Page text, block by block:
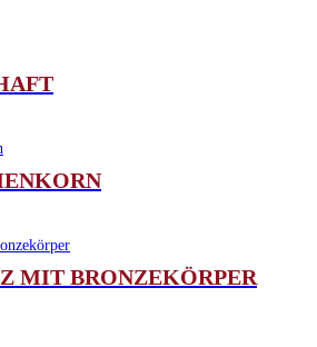
MIT BRONZEKÖRPER